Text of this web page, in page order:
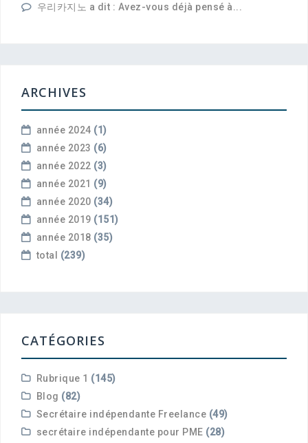
우리카지노 a dit : Avez-vous déjà pensé à...
ARCHIVES
année 2024 (1)
année 2023 (6)
année 2022 (3)
année 2021 (9)
année 2020 (34)
année 2019 (151)
année 2018 (35)
total (239)
CATÉGORIES
Rubrique 1 (145)
Blog (82)
Secrétaire indépendante Freelance (49)
secrétaire indépendante pour PME (28)